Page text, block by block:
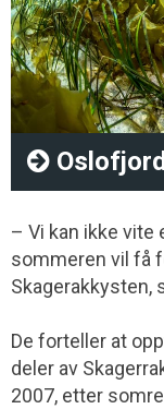
– Vi kan ikke vite
sommeren vil få
Skagerakkysten,
De forteller at
deler av
2007, etter